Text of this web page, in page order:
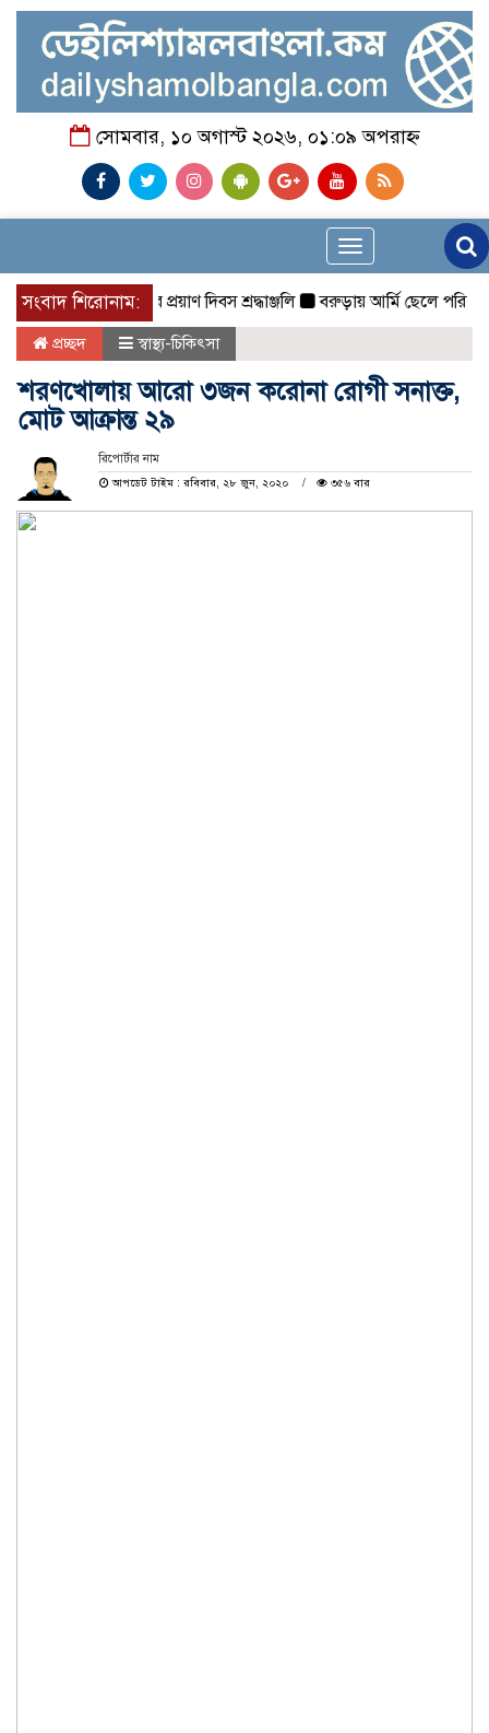
সোমবার, ১০ অগাস্ট ২০২৬, ০১:০৯ অপরাহ্ন
Toggle
navigation
সংবাদ শিরোনাম:
ঠাকুরের প্রয়াণ দিবস শ্রদ্ধাঞ্জলি বরুড়ায় আর্মি ছেলে পরিচয়ে
প্রচ্ছদ স্বাস্থ্য-চিকিৎসা
শরণখোলায় আরো ৩জন করোনা রোগী সনাক্ত,
মোট আক্রান্ত ২৯
রিপোর্টার নাম
আপডেট টাইম : রবিবার, ২৮ জুন, ২০২০
৩৫৬ বার